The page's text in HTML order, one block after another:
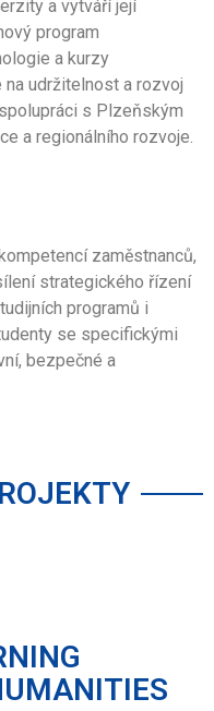
a vytváří její
program
a kurzy
udržitelnost a rozvoj
s Plzeňským
a regionálního rozvoje.
zaměstnanců,
strategického řízení
programů i
se specifickými
bezpečné a